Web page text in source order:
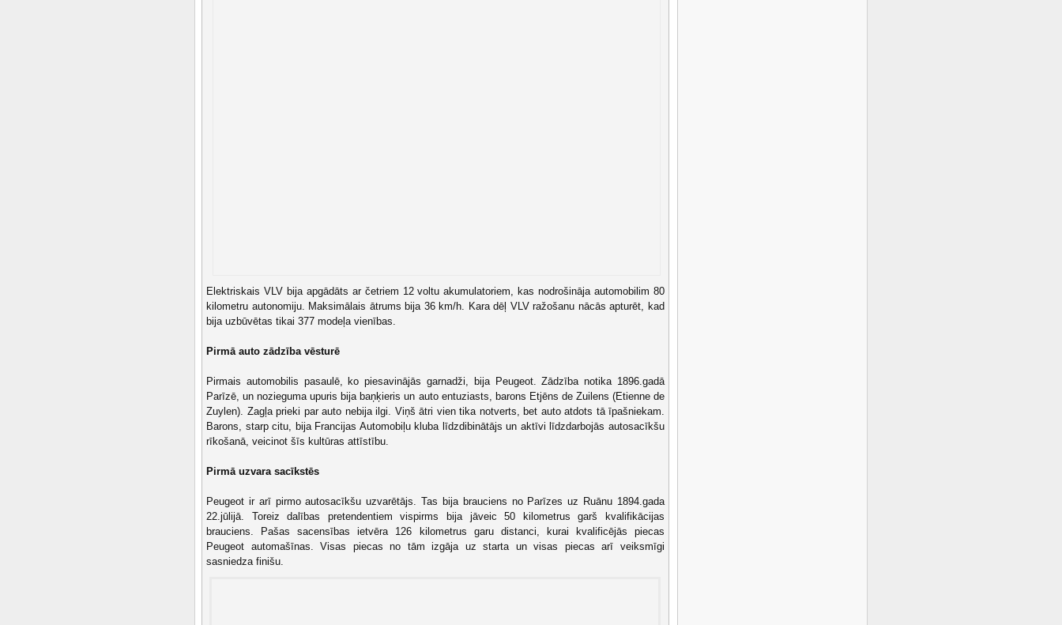
Elektriskais VLV bija apgādāts ar četriem 12 voltu akumulatoriem, kas nodrošināja automobilim 80
kilometru autonomiju. Maksimālais ātrums bija 36 km/h. Kara dēļ VLV ražošanu nācās apturēt, kad
bija uzbūvētas tikai 377 modeļa vienības.
Pirmā auto zādzība vēsturē
Pirmais automobilis pasaulē, ko piesavinājās garnadži, bija Peugeot. Zādzība notika 1896.gadā
Parīzē, un nozieguma upuris bija baņķieris un auto entuziasts, barons Etjēns de Zuilens (Etienne de
Zuylen). Zagļa prieki par auto nebija ilgi. Viņš ātri vien tika notverts, bet auto atdots tā īpašniekam.
Barons, starp citu, bija Francijas Automobiļu kluba līdzdibinātājs un aktīvi līdzdarbojās autosacīkšu
rīkošanā, veicinot šīs kultūras attīstību.
Pirmā uzvara sacīkstēs
Peugeot ir arī pirmo autosacīkšu uzvarētājs. Tas bija brauciens no Parīzes uz Ruānu 1894.gada
22.jūlijā. Toreiz dalības pretendentiem vispirms bija jāveic 50 kilometrus garš kvalifikācijas
brauciens. Pašas sacensības ietvēra 126 kilometrus garu distanci, kurai kvalificējās piecas
Peugeot automašīnas. Visas piecas no tām izgāja uz starta un visas piecas arī veiksmīgi
sasniedza finišu.